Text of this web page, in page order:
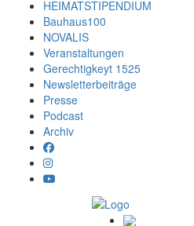
HEIMATSTIPENDIUM
Bauhaus100
NOVALIS
Veranstaltungen
Gerechtigkeyt 1525
Newsletterbeiträge
Presse
Podcast
Archiv